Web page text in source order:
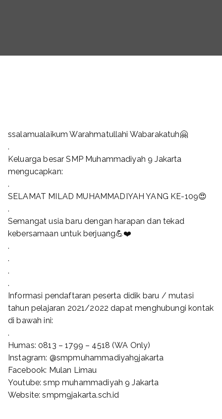
ssalamualaikum Warahmatullahi Wabarakatuh🤗
.
Keluarga besar SMP Muhammadiyah 9 Jakarta
mengucapkan:
.
SELAMAT MILAD MUHAMMADIYAH YANG KE-109😍
.
Semangat usia baru dengan harapan dan tekad
kebersamaan untuk berjuang💪❤️
.
.
.
.
Informasi pendaftaran peserta didik baru / mutasi
tahun pelajaran 2021/2022 dapat menghubungi kontak
di bawah ini:
.
Humas: 0813 – 1799 – 4518 (WA Only)
Instagram: @smpmuhammadiyah9jakarta
Facebook: Mulan Limau
Youtube: smp muhammadiyah 9 Jakarta
Website: smpm9jakarta.sch.id